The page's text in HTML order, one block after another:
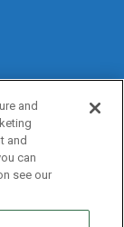
and
and
can
see our